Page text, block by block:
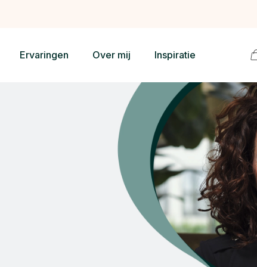
Ervaringen Over mij Inspiratie